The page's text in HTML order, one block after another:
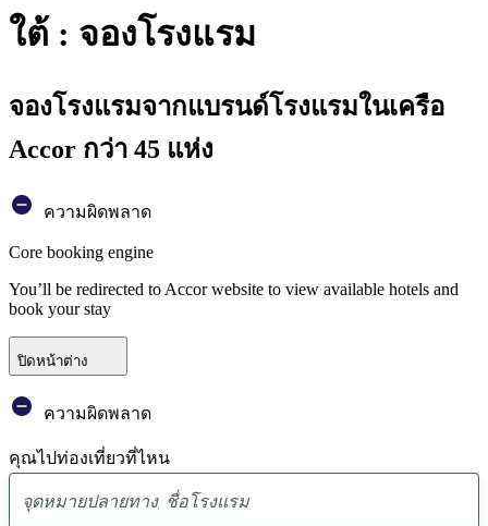
ใต้ : จองโรงแรม
จองโรงแรมจากแบรนด์โรงแรมในเครือ
Accor กว่า 45 แห่ง
ความผิดพลาด
Core booking engine
You’ll be redirected to Accor website to view available hotels and
book your stay
ปิดหน้าต่าง
ความผิดพลาด
คุณไปท่องเที่ยวที่ไหน
พบ